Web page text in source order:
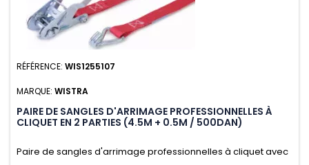
RÉFÉRENCE: WIS1255107
MARQUE: WISTRA
PAIRE DE SANGLES D'ARRIMAGE PROFESSIONNELLES À
CLIQUET EN 2 PARTIES (4.5M + 0.5M / 500DAN)
Paire de sangles d'arrimage professionnelles à cliquet avec